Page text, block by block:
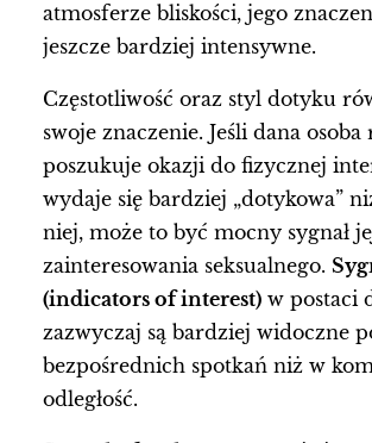
atmosferze bliskości, jego
jeszcze bardziej intensywne.
Częstotliwość oraz styl dotyku
swoje znaczenie. Jeśli dana
poszukuje okazji do fizycznej
wydaje się bardziej „dotykowa”
niej, może to być mocny sygnał
zainteresowania seksualnego.
(indicators of interest) w postaci
zazwyczaj są bardziej widoczne
bezpośrednich spotkań niż w
odległość.